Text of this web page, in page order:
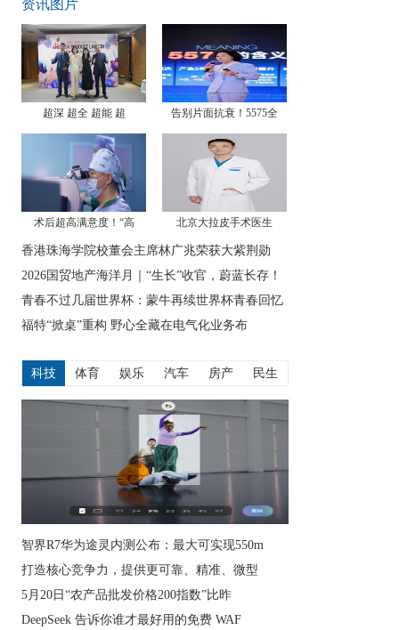
资讯图片
超深 超全 超能 超 告别片面抗衰！5575全
术后超高满意度！“高 北京大拉皮手术医生
香港珠海学院校董会主席林广兆荣获大紫荆勋
2026国贸地产海洋月｜“生长”收官，蔚蓝长存！
青春不过几届世界杯：蒙牛再续世界杯青春回忆
福特“掀桌”重构 野心全藏在电气化业务布
科技 体育 娱乐 汽车 房产 民生
智界R7华为途灵内测公布：最大可实现550m
打造核心竞争力，提供更可靠、精准、微型
5月20日“农产品批发价格200指数”比昨
DeepSeek 告诉你谁才最好用的免费 WAF